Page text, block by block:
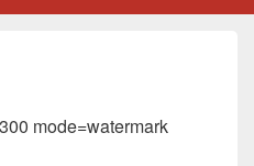
mode=watermark